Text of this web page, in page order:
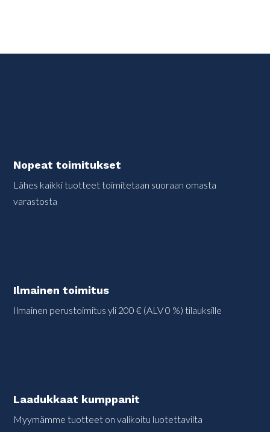
Nopeat toimitukset
Lähes kaikki tuotteet toimitetaan suoraan omasta
varastosta
Ilmainen toimitus
Ilmainen perustoimitus yli 200 € (ALV 0 %) tilauksille
Laadukkaat kumppanit
Myymämme tuotteet on valikoitu luotettavilta